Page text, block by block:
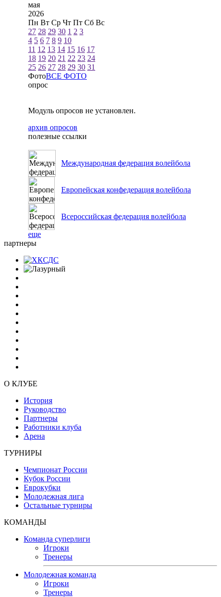
мая
2026
Пн Вт Ср Чт Пт Сб Вс
27 28 29 30 1 2 3
4 5 6 7 8 9 10
11 12 13 14 15 16 17
18 19 20 21 22 23 24
25 26 27 28 29 30 31
ФотоВСЕ ФОТО
опрос
Модуль опросов не установлен.
архив опросов
полезные ссылки
Международная федерация волейбола
Европейская конфедерация волейбола
Всероссийская федерация волейбола
еще
партнеры
О КЛУБЕ
История
Руководство
Партнеры
Работники клуба
Арена
ТУРНИРЫ
Чемпионат России
Кубок России
Еврокубки
Молодежная лига
Остальные турниры
КОМАНДЫ
Команда суперлиги
Игроки
Тренеры
Молодежная команда
Игроки
Тренеры